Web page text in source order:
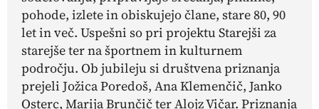
pohode, izlete in obiskujejo člane, stare 80, 90
let in več. Uspešni so pri projektu Starejši za
starejše ter na športnem in kulturnem
področju. Ob jubileju si društvena priznanja
prejeli Jožica Poredoš, Ana Klemenčič, Janko
Osterc, Marija Brunčič ter Alojz Vičar. Priznanja